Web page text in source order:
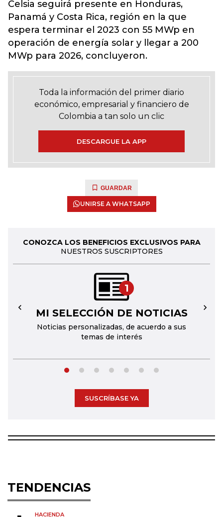
Celsia seguirá presente en Honduras,
Panamá y Costa Rica, región en la que
espera terminar el 2023 con 55 MWp en
operación de energía solar y llegar a 200
MWp para 2026, concluyeron.
Toda la información del primer diario
económico, empresarial y financiero de
Colombia a tan solo un clic
DESCARGUE LA APP
GUARDAR
UNIRSE A WHATSAPP
CONOZCA LOS BENEFICIOS EXCLUSIVOS PARA
NUESTROS SUSCRIPTORES
1
MI SELECCIÓN DE NOTICIAS
Noticias personalizadas, de acuerdo a sus
temas de interés
← →
SUSCRÍBASE YA
TENDENCIAS
HACIENDA